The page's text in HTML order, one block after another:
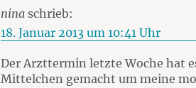
nina schrieb:
18. Januar 2013 um 10:41 Uhr
Der Arzttermin letzte Woche hat
Mittelchen gemacht um meine